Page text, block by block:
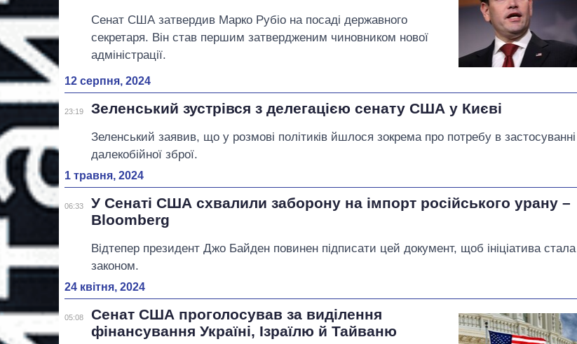
Сенат США затвердив Марко Рубіо на посаді державного
секретаря. Він став першим затвердженим чиновником нової
адміністрації.
12 серпня, 2024
23:19 Зеленський зустрівся з делегацією сенату США у Києві
Зеленський заявив, що у розмові політиків йшлося зокрема про потребу в застосуванні
далекобійної зброї.
1 травня, 2024
06:33
У Сенаті США схвалили заборону на імпорт російського урану –
Bloomberg
Відтепер президент Джо Байден повинен підписати цей документ, щоб ініціатива стала
законом.
24 квітня, 2024
05:08
Сенат США проголосував за виділення
фінансування Україні, Ізраїлю й Тайваню